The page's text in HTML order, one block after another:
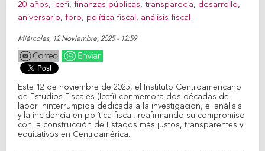
20 años, icefi, finanzas públicas, transparecia, desarrollo,
aniversario, foro, política fiscal, análisis fiscal
Miércoles, 12 Noviembre, 2025 - 12:59
Este 12 de noviembre de 2025, el Instituto Centroamericano
de Estudios Fiscales (Icefi) conmemora dos décadas de
labor ininterrumpida dedicada a la investigación, el análisis
y la incidencia en política fiscal, reafirmando su compromiso
con la construcción de Estados más justos, transparentes y
equitativos en Centroamérica.